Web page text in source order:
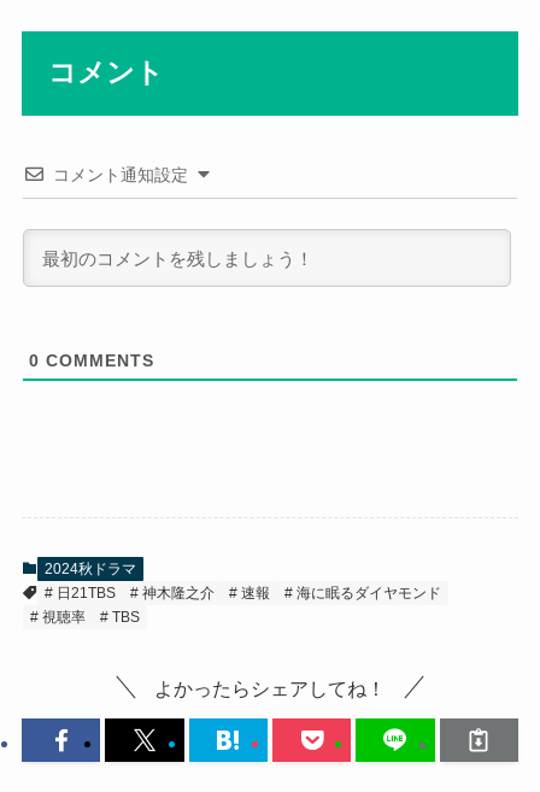
コメント
コメント通知設定
0 COMMENTS
2024秋ドラマ
日21TBS
神木隆之介 速報
海に眠るダイヤモンド
視聴率
TBS
よかったらシェアしてね！